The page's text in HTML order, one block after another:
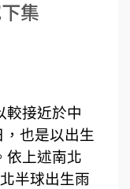
集
較接近於中
，也是以出生
依上述南北
半球出生雨